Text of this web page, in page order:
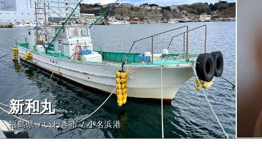
新和丸
福島県 いわき市 小名浜港